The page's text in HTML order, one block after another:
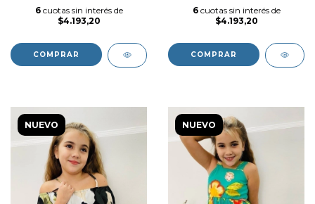
6 cuotas sin interés de
$4.193,20
COMPRAR
6 cuotas sin interés de
$4.193,20
COMPRAR
NUEVO NUEVO